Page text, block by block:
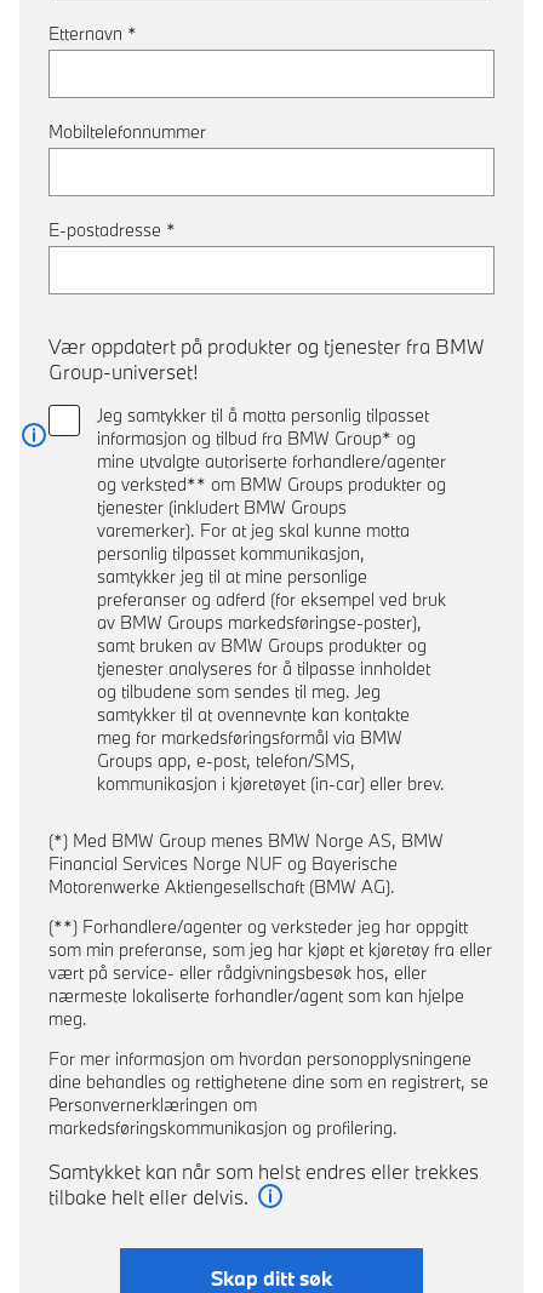
Etternavn *
Mobiltelefonnummer
E-postadresse *
Vær oppdatert på produkter og tjenester fra BMW
Group-universet!
Jeg samtykker til å motta personlig tilpasset
informasjon og tilbud fra BMW Group* og
mine utvalgte autoriserte forhandlere/agenter
og verksted** om BMW Groups produkter og
tjenester (inkludert BMW Groups
varemerker). For at jeg skal kunne motta
personlig tilpasset kommunikasjon,
samtykker jeg til at mine personlige
preferanser og adferd (for eksempel ved bruk
av BMW Groups markedsføringse-poster),
samt bruken av BMW Groups produkter og
tjenester analyseres for å tilpasse innholdet
og tilbudene som sendes til meg. Jeg
samtykker til at ovennevnte kan kontakte
meg for markedsføringsformål via BMW
Groups app, e-post, telefon/SMS,
kommunikasjon i kjøretøyet (in-car) eller brev.
Les mer
(*) Med BMW Group menes BMW Norge AS, BMW
Financial Services Norge NUF og Bayerische
Motorenwerke Aktiengesellschaft (BMW AG).
(**) Forhandlere/agenter og verksteder jeg har oppgitt
som min preferanse, som jeg har kjøpt et kjøretøy fra eller
vært på service- eller rådgivningsbesøk hos, eller
nærmeste lokaliserte forhandler/agent som kan hjelpe
meg.
For mer informasjon om hvordan personopplysningene
dine behandles og rettighetene dine som en registrert, se
Personvernerklæringen om
markedsføringskommunikasjon og profilering.
Samtykket kan når som helst endres eller trekkes
tilbake helt eller delvis.
Skap ditt søk